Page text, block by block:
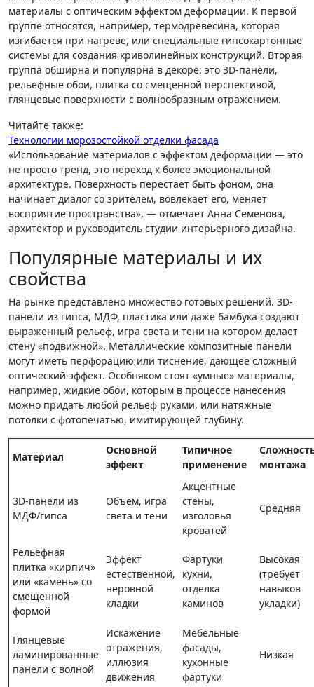
материалы с оптическим эффектом деформации. К первой
группе относятся, например, термодревесина, которая
изгибается при нагреве, или специальные гипсокартонные
системы для создания криволинейных конструкций. Вторая
группа обширна и популярна в декоре: это 3D-панели,
рельефные обои, плитка со смещенной перспективой,
глянцевые поверхности с волнообразным отражением.
Читайте также:
Технологии морозостойкой отделки фасада
«Использование материалов с эффектом деформации — это
не просто тренд, это переход к более эмоциональной
архитектуре. Поверхность перестает быть фоном, она
начинает диалог со зрителем, вовлекает его, меняет
восприятие пространства», — отмечает Анна Семенова,
архитектор и руководитель студии интерьерного дизайна.
Популярные материалы и их
свойства
На рынке представлено множество готовых решений. 3D-
панели из гипса, МДФ, пластика или даже бамбука создают
выраженный рельеф, игра света и тени на котором делает
стену «подвижной». Металлические композитные панели
могут иметь перфорацию или тиснение, дающее сложный
оптический эффект. Особняком стоят «умные» материалы,
например, жидкие обои, которым в процессе нанесения
можно придать любой рельеф руками, или натяжные
потолки с фотопечатью, имитирующей глубину.
Материал
Основной
эффект
Типичное
применение
монтажа
3D-панели из
МДФ/гипса
Объем, игра
света и тени
Акцентные
стены,
изголовья
кроватей
Средняя
Рельефная
плитка «кирпич»
или «камень» со
смещенной
формой
Эффект
естественной,
неровной
кладки
Фартуки
кухни,
отделка
каминов
Высокая
(требует
навыков
укладки)
Глянцевые
ламинированные
панели с волной
Искажение
отражения,
иллюзия
движения
Мебельные
фасады,
кухонные
фартуки
Низкая